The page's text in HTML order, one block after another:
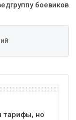
боевиков
тарифы, но